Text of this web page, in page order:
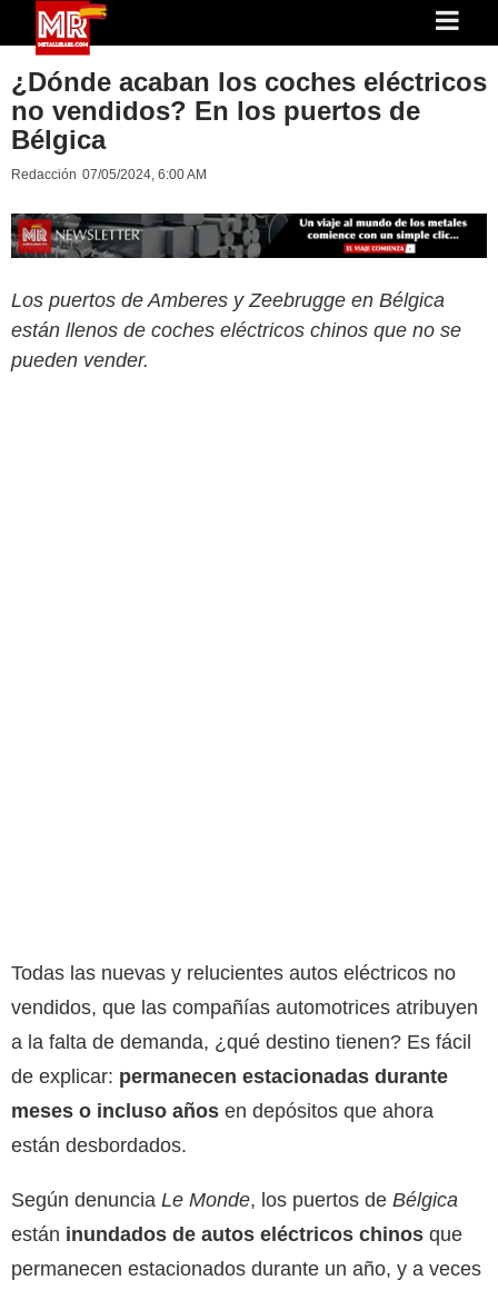
¿Dónde acaban los coches eléctricos
no vendidos? En los puertos de
Bélgica
Redacción 07/05/2024, 6:00 AM
Los puertos de Amberes y Zeebrugge en Bélgica
están llenos de coches eléctricos chinos que no se
pueden vender.
Todas las nuevas y relucientes autos eléctricos no
vendidos, que las compañías automotrices atribuyen
a la falta de demanda, ¿qué destino tienen? Es fácil
de explicar: permanecen estacionadas durante
meses o incluso años en depósitos que ahora
están desbordados.
Según denuncia Le Monde, los puertos de Bélgica
están inundados de autos eléctricos chinos que
permanecen estacionados durante un año, y a veces